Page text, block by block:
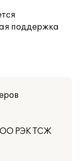
поддержка
РЭК ТСЖ